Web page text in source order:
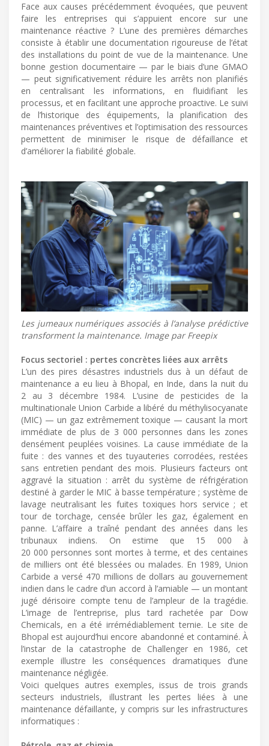
Face aux causes précédemment évoquées, que peuvent
faire les entreprises qui s’appuient encore sur une
maintenance réactive ? L’une des premières démarches
consiste à établir une documentation rigoureuse de l’état
des installations du point de vue de la maintenance. Une
bonne gestion documentaire — par le biais d’une GMAO
— peut significativement réduire les arrêts non planifiés
en centralisant les informations, en fluidifiant les
processus, et en facilitant une approche proactive. Le suivi
de l’historique des équipements, la planification des
maintenances préventives et l’optimisation des ressources
permettent de minimiser le risque de défaillance et
d’améliorer la fiabilité globale.
Les jumeaux numériques associés à l’analyse prédictive
transforment la maintenance. Image par Freepix
Focus sectoriel : pertes concrètes liées aux arrêts
L’un des pires désastres industriels dus à un défaut de
maintenance a eu lieu à Bhopal, en Inde, dans la nuit du
2 au 3 décembre 1984. L’usine de pesticides de la
multinationale Union Carbide a libéré du méthylisocyanate
(MIC) — un gaz extrêmement toxique — causant la mort
immédiate de plus de 3 000 personnes dans les zones
densément peuplées voisines. La cause immédiate de la
fuite : des vannes et des tuyauteries corrodées, restées
sans entretien pendant des mois. Plusieurs facteurs ont
aggravé la situation : arrêt du système de réfrigération
destiné à garder le MIC à basse température ; système de
lavage neutralisant les fuites toxiques hors service ; et
tour de torchage, censée brûler les gaz, également en
panne. L’affaire a traîné pendant des années dans les
tribunaux indiens. On estime que 15 000 à
20 000 personnes sont mortes à terme, et des centaines
de milliers ont été blessées ou malades. En 1989, Union
Carbide a versé 470 millions de dollars au gouvernement
indien dans le cadre d’un accord à l’amiable — un montant
jugé dérisoire compte tenu de l’ampleur de la tragédie.
L’image de l’entreprise, plus tard rachetée par Dow
Chemicals, en a été irrémédiablement ternie. Le site de
Bhopal est aujourd’hui encore abandonné et contaminé. À
l’instar de la catastrophe de Challenger en 1986, cet
exemple illustre les conséquences dramatiques d’une
maintenance négligée.
Voici quelques autres exemples, issus de trois grands
secteurs industriels, illustrant les pertes liées à une
maintenance défaillante, y compris sur les infrastructures
informatiques :